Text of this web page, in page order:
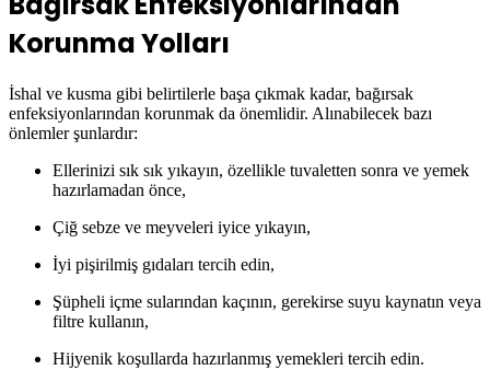
Korunma Yolları
İshal ve kusma gibi belirtilerle başa çıkmak kadar, bağırsak
enfeksiyonlarından korunmak da önemlidir. Alınabilecek bazı
önlemler şunlardır:
Ellerinizi sık sık yıkayın, özellikle tuvaletten sonra ve yemek
hazırlamadan önce,
Çiğ sebze ve meyveleri iyice yıkayın,
İyi pişirilmiş gıdaları tercih edin,
Şüpheli içme sularından kaçının, gerekirse suyu kaynatın veya
filtre kullanın,
Hijyenik koşullarda hazırlanmış yemekleri tercih edin.